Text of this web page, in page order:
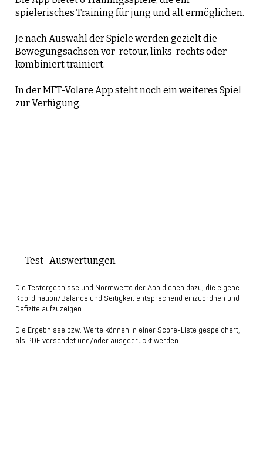
spielerisches Training für jung und alt ermöglichen.
Je nach Auswahl der Spiele werden gezielt die
Bewegungsachsen vor-retour, links-rechts oder
kombiniert trainiert.
In der MFT-Volare App steht noch ein weiteres Spiel
zur Verfügung.
Test- Auswertungen
Die Testergebnisse und Normwerte der App dienen dazu, die eigene
Koordination/Balance und Seitigkeit entsprechend einzuordnen und
Defizite aufzuzeigen.
Die Ergebnisse bzw. Werte können in einer Score-Liste gespeichert,
als PDF versendet und/oder ausgedruckt werden.